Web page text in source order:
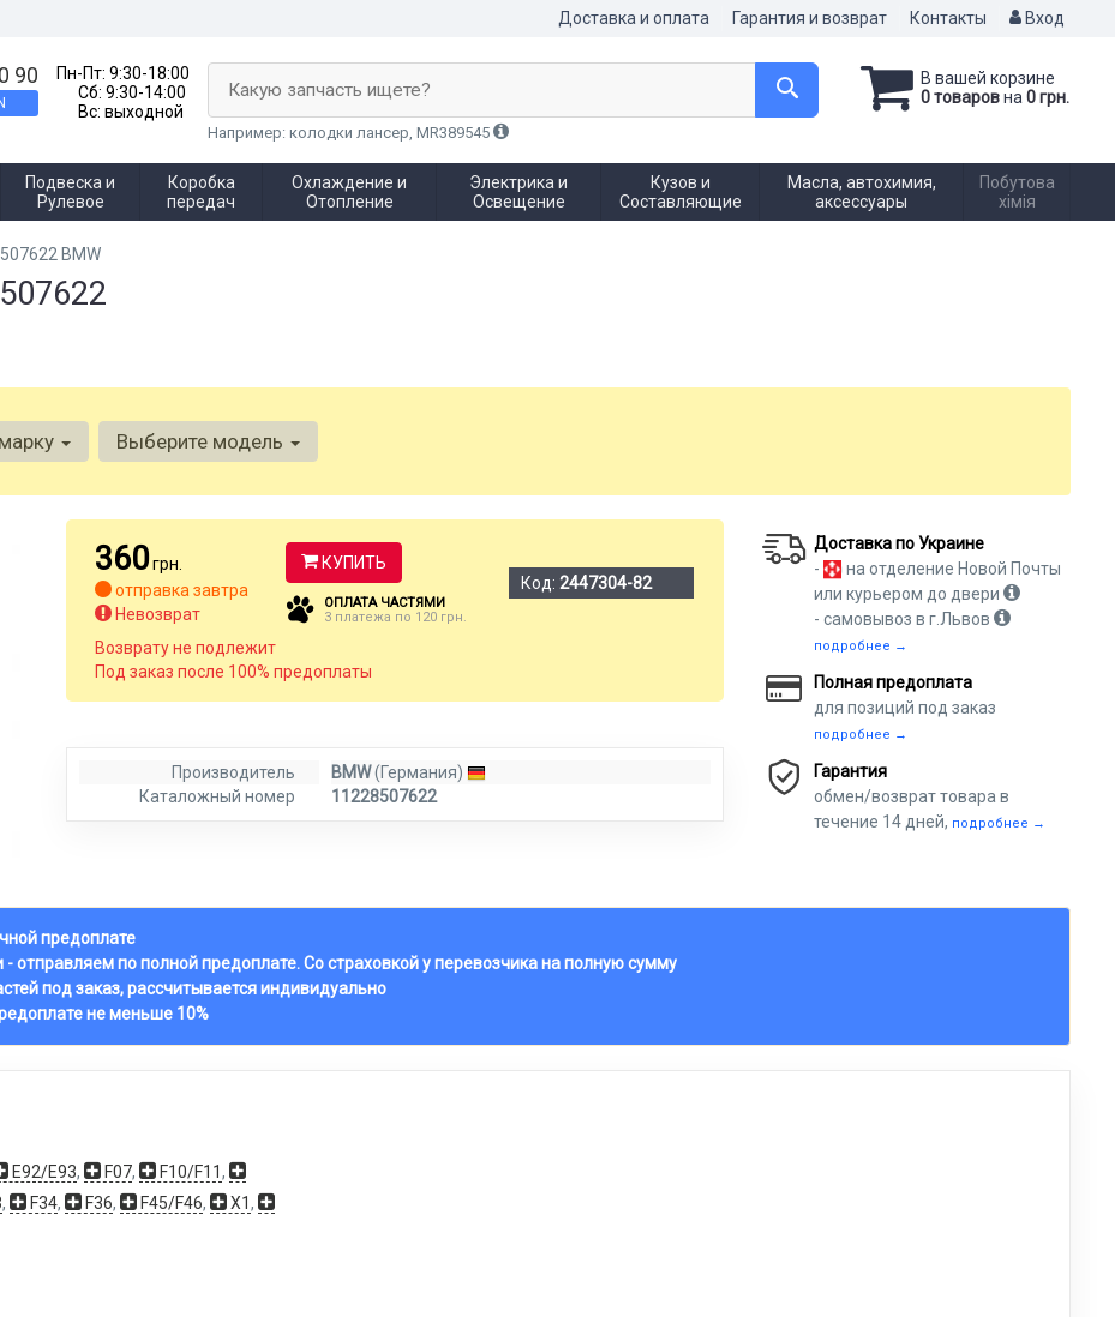
Доставка и оплата Гарантия и возврат Контакты Вход
90 Пн-Пт: 9:30-18:00
Сб: 9:30-14:00
Вс: выходной
В вашей корзине
0 товаровна 0 грн.
Какую запчасть ищете?
Например: колодки лансер, MR389545
Подвеска и
Рулевое
Коробка
передач
Охлаждение и
Отопление
Электрика и
Освещение
Кузов и
Составляющие
Масла, автохимия,
аксессуары
Побутова
хімія
BMW
Выберите модель
360грн.
отправка завтра
Невозврат
КУПИТЬ
ОПЛАТА ЧАСТЯМИ
3 платежа по 120 грн.
Код:2447304-82
Возврату не подлежит
Под заказ после 100% предоплаты
Производитель BMW(Германия)
Каталожный номер
11228507622
Доставка по Украине
-
на отделение Новой Почты
или курьером до двери
- самовывоз в г.Львов
подробнее →
Полная предоплата
для позиций под заказ
подробнее →
Гарантия
обмен/возврат товара в
течение 14 дней, подробнее →
предоплате
отправляем по полной предоплате. Со страховкой у перевозчика на полную сумму
под заказ, рассчитывается индивидуально
не меньше 10%
E92/E93, F07, F10/F11,
, F34, F36, F45/F46, X1,